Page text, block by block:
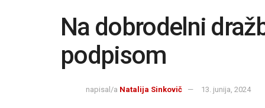
Na dobrodelni
podpisom
napisal/a Natalija Sinkovič 13. junija, 2024